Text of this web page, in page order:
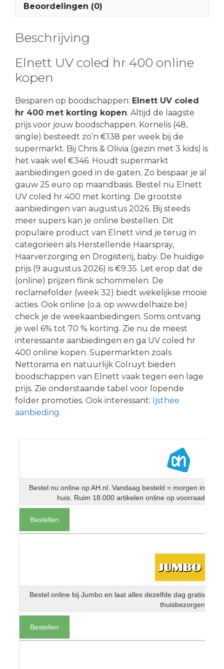
Beoordelingen (0)
Beschrijving
Elnett UV coled hr 400 online
kopen
Besparen op boodschappen: Elnett UV coled
hr 400 met korting kopen. Altijd de laagste
prijs voor jouw boodschappen. Kornelis (48,
single) besteedt zo’n €138 per week bij de
supermarkt. Bij Chris & Olivia (gezin met 3 kids) is
het vaak wel €346. Houdt supermarkt
aanbiedingen goed in de gaten. Zo bespaar je al
gauw 25 euro op maandbasis. Bestel nu Elnett
UV coled hr 400 met korting. De grootste
aanbiedingen van augustus 2026. Bij steeds
meer supers kan je online bestellen. Dit
populaire product van Elnett vind je terug in
categorieën als Herstellende Haarspray,
Haarverzorging en Drogisterij, baby. De huidige
prijs (9 augustus 2026) is €9.35. Let erop dat de
(online) prijzen flink schommelen. De
reclamefolder (week 32) biedt wekelijkse mooie
acties. Ook online (o.a. op www.delhaize.be)
check je de weekaanbiedingen. Soms ontvang
je wel 6% tot 70 % korting. Zie nu de meest
interessante aanbiedingen en ga UV coled hr
400 online kopen. Supermarkten zoals
Nettorama en natuurlijk Colruyt bieden
boodschappen van Elnett vaak tegen een lage
prijs. Zie onderstaande tabel voor lopende
folder promoties. Ook interessant: Ijsthee
aanbieding.
Bestel nu online op AH.nl. Vandaag besteld = morgen in
huis. Ruim 18.000 artikelen online op voorraad
Bestellen
Bestel online bij Jumbo en laat alles dezelfde dag gratis
thuisbezorgen
Bestellen